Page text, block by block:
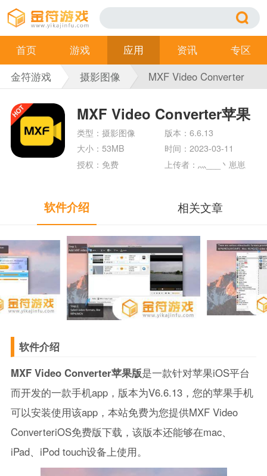
首页 游戏 应用 资讯
专区
金符游戏
摄影图像
MXF Video Converter
MXF Video Converter苹果
版
类型：摄影图像
版本：6.6.13
大小：53MB
时间：2023-03-11
授权：免费
上传者：灬___丶崽崽
软件介绍 相关文章
软件介绍
MXF Video Converter苹果版是一款针对苹果iOS平台
而开发的一款手机app，版本为V6.6.13，您的苹果手机
可以安装使用该app，本站免费为您提供MXF Video
ConverteriOS免费版下载，该版本还能够在mac、
iPad、iPod touch设备上使用。